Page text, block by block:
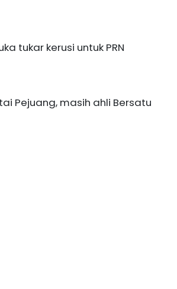
tukar kerusi untuk PRN
Pejuang, masih ahli Bersatu